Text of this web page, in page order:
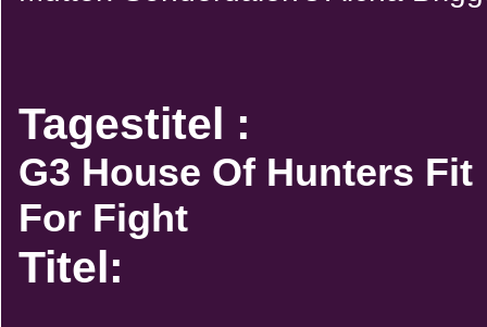
Tagestitel :
G3 House Of Hunters Fit
For Fight
Titel: